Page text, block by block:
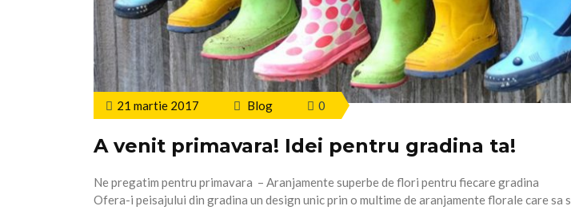
21 martie 2017 Blog 0
A venit primavara! Idei pentru gradina ta!
Ne pregatim pentru primavara – Aranjamente superbe de flori pentru fiecare gradina
Ofera-i peisajului din gradina un design unic prin o multime de aranjamente florale care sa s